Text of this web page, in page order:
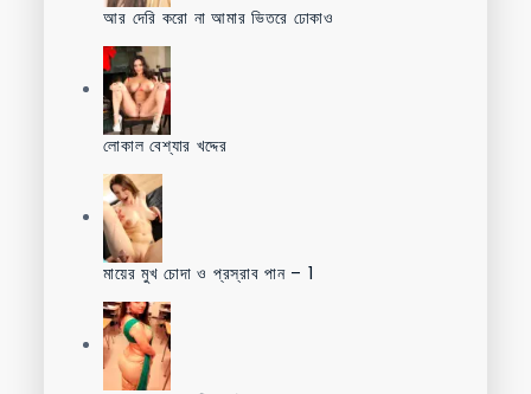
আর দেরি করো না আমার ভিতরে ঢোকাও
লোকাল বেশ্যার খদ্দের
মায়ের মুখ চোদা ও প্রস্রাব পান – 1